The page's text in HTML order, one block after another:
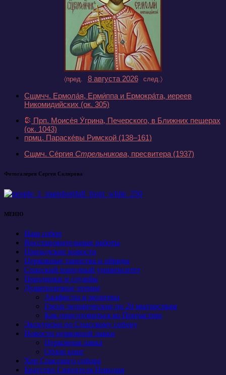
〈пред. 8 августа 2026 след.〉
Сщмчч. Ермола́я, Ерми́ппа и Ермокра́та, иереев
Никомидийских (ок. 305)
Прп. Моисе́я У́грина, Печерского, в Ближних пещерах
(ок. 1043)
прмц. Параске́вы Римской (138–161)
Сщмч. Се́ргия Стрельникова, пресвитера (1937)
Фотогалерея Сергея Склярова
МЕНЮ
Наш собор
Восстановительные работы
Приходские новости
Церковные таинства и обряды
Спасский народный университет
Праздники и службы
Душеполезное чтение
Акафисты и молитвы
Грехи человеческие по 20 мытарствам
Как приготовиться ко Причастию
Экскурсии по Спасскому собору
Новости церковной лавки
Церковная лавка
Обзор книг
Хор Спасского собора
Братство Святителя Николая